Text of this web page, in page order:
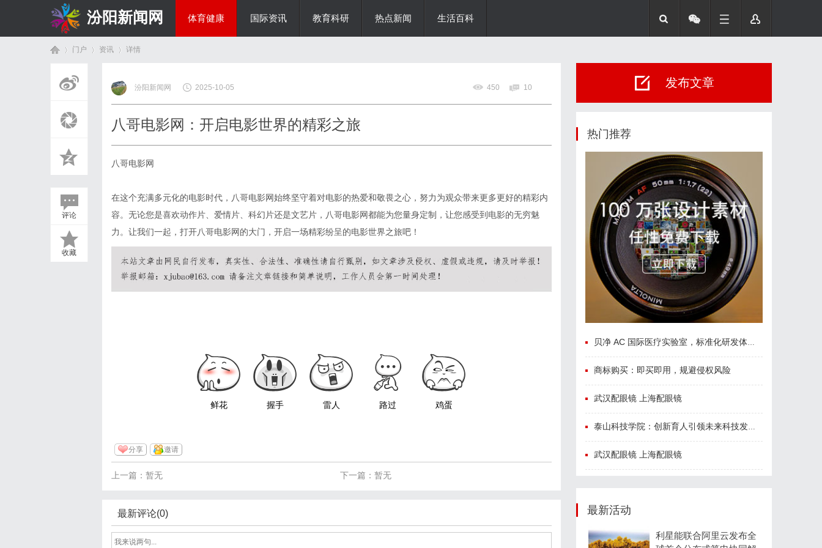
汾阳新闻网 体育健康 国际资讯 教育科研 热点新闻 生活百科
门户 资讯
›
详情
评论
收藏
汾阳新闻网 2025-10-05 450 10
八哥电影网：开启电影世界的精彩之旅
八哥电影网
在这个充满多元化的电影时代，八哥电影网始终坚守着对电影的热爱和敬畏之心，努力为观众带来更多更好的精彩内
容。无论您是喜欢动作片、爱情片、科幻片还是文艺片，八哥电影网都能为您量身定制，让您感受到电影的无穷魅
力。让我们一起，打开八哥电影网的大门，开启一场精彩纷呈的电影世界之旅吧！
鲜花 握手 雷人 路过 鸡蛋
分享 邀请
下一篇：暂无
上一篇：暂无
最新评论(0)
发布文章
热门推荐
贝净 AC 国际医疗实验室，标准化研发体系全解析
商标购买：即买即用，规避侵权风险
武汉配眼镜 上海配眼镜
泰山科技学院：创新育人引领未来科技发展新高地
武汉配眼镜 上海配眼镜
最新活动
利星能联合阿里云发布全